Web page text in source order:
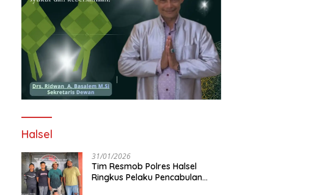
Halsel
31/01/2026
Tim Resmob Polres Halsel
Ringkus Pelaku Pencabulan